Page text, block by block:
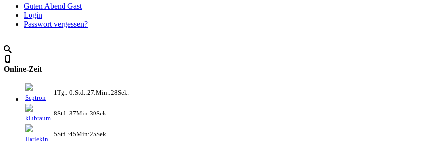
Guten Abend Gast
Login
Passwort vergessen?
Online-Zeit
Septron
1Tg.: 0:Std.:27:Min.:28Sek.
klubraum
8Std.:37Min:39Sek.
Harlekin
5Std.:45Min:25Sek.